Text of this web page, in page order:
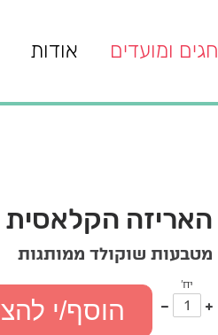
חגים ומועדים אודות
האריזה
מטבעות שוקולד ממותגות
יח'
עוד
אחד
פחות
אחד
הוסף/י